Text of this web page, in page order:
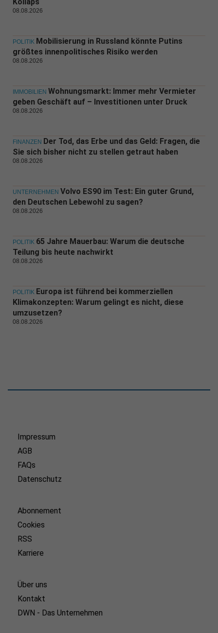
08.08.2026
POLITIK Mobilisierung in Russland könnte Putins
größtes innenpolitisches Risiko werden
08.08.2026
IMMOBILIEN Wohnungsmarkt: Immer mehr Vermieter
geben Geschäft auf – Investitionen unter Druck
08.08.2026
FINANZEN Der Tod, das Erbe und das Geld: Fragen, die
Sie sich bisher nicht zu stellen getraut haben
08.08.2026
UNTERNEHMEN Volvo ES90 im Test: Ein guter Grund,
den Deutschen Lebewohl zu sagen?
08.08.2026
POLITIK 65 Jahre Mauerbau: Warum die deutsche
Teilung bis heute nachwirkt
08.08.2026
POLITIK Europa ist führend bei kommerziellen
Klimakonzepten: Warum gelingt es nicht, diese
umzusetzen?
08.08.2026
Impressum
AGB
FAQs
Datenschutz
Abonnement
Cookies
RSS
Karriere
Über uns
Kontakt
DWN - Das Unternehmen